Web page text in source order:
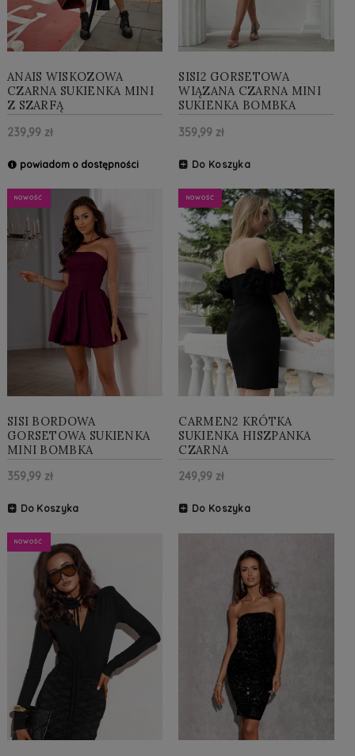
ANAIS WISKOZOWA
CZARNA SUKIENKA MINI
Z SZARFĄ
239,99 zł
powiadom o dostępności
SISI2 GORSETOWA
WIĄZANA CZARNA MINI
SUKIENKA BOMBKA
359,99 zł
Do Koszyka
SISI BORDOWA
GORSETOWA SUKIENKA
MINI BOMBKA
359,99 zł
Do Koszyka
NOWOŚĆ
CARMEN2 KRÓTKA
SUKIENKA HISZPANKA
CZARNA
249,99 zł
Do Koszyka
NOWOŚĆ
NOWOŚĆ